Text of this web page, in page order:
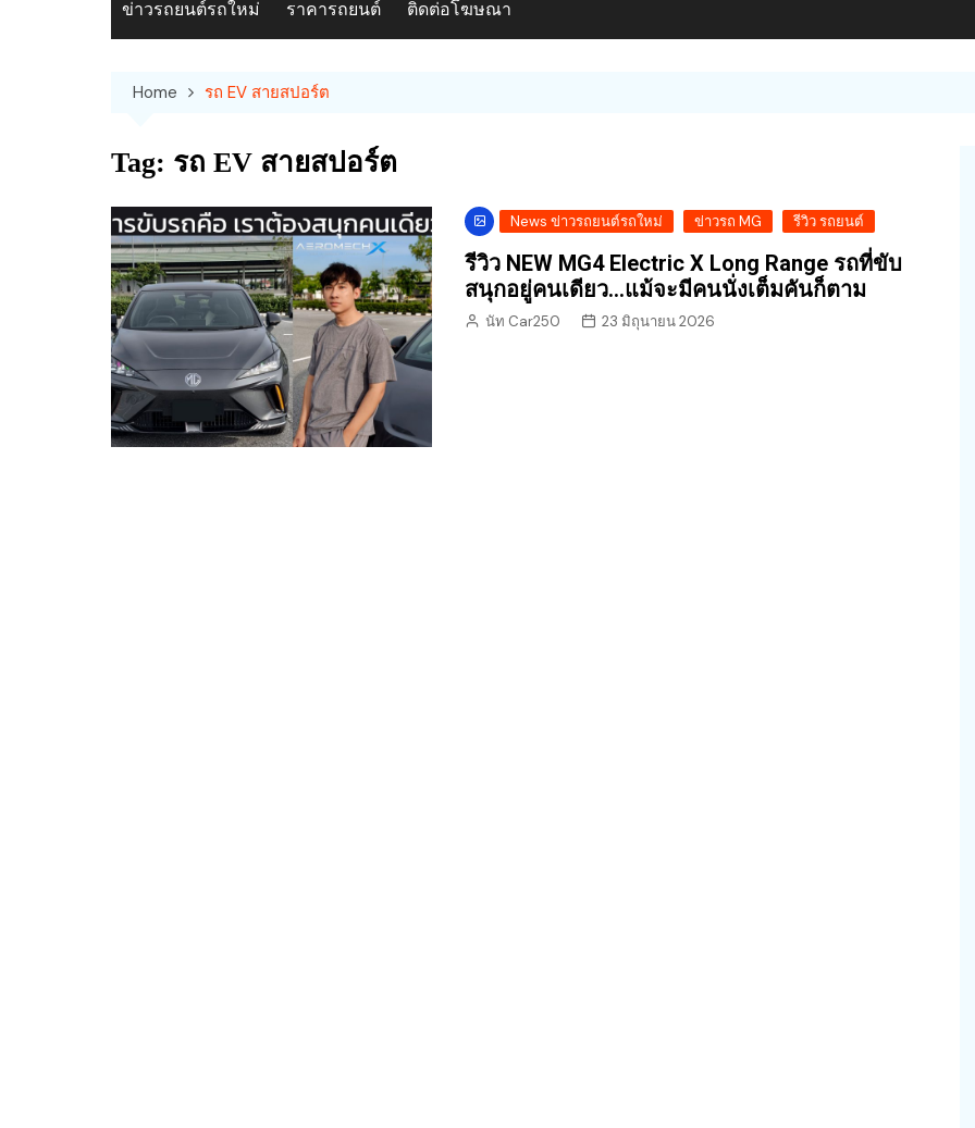
ข่าวรถยนต์รถใหม่ ราคารถยนต์ ติดต่อโฆษณา
Home รถ EV สายสปอร์ต
Tag: รถ EV สายสปอร์ต
News ข่าวรถยนต์รถใหม่ ข่าวรถ MG รีวิว รถยนต์
รีวิว NEW MG4 Electric X Long Range รถที่ขับ
สนุกอยู่คนเดียว…แม้จะมีคนนั่งเต็มคันก็ตาม
นัท Car250 23 มิถุนายน 2026